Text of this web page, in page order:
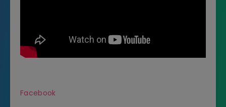
Facebook